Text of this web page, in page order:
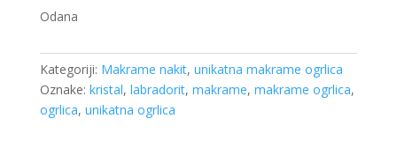
Odana
Kategoriji: Makrame nakit, unikatna makrame ogrlica
Oznake: kristal, labradorit, makrame, makrame ogrlica,
ogrlica, unikatna ogrlica